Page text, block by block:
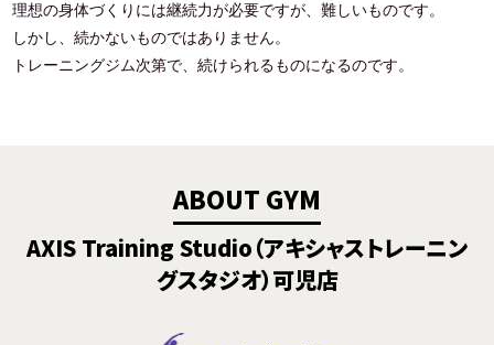
理想の身体づくりには継続力が必要ですが、難しいものです。
しかし、続かないものではありません。
トレーニングジム次第で、続けられるものになるのです。
ABOUT GYM
AXIS Training Studio（アキシャストレーニン
グスタジオ）可児店